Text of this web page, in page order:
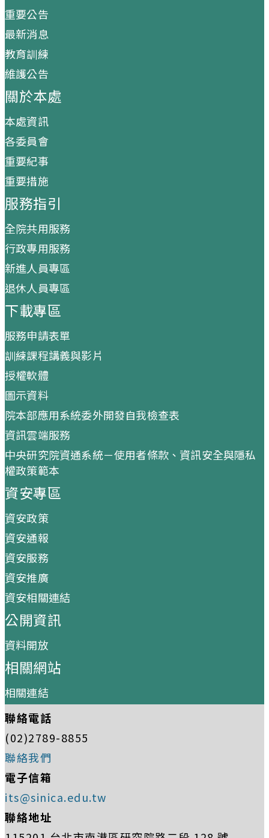
重要公告
最新消息
教育訓練
維護公告
關於本處
本處資訊
各委員會
重要紀事
重要措施
服務指引
全院共用服務
行政專用服務
新進人員專區
退休人員專區
下載專區
服務申請表單
訓練課程講義與影片
授權軟體
圖示資料
院本部應用系統委外開發自我檢查表
資訊雲端服務
中央研究院資通系統－使用者條款、資訊安全與隱私
權政策範本
資安專區
資安政策
資安通報
資安服務
資安推廣
資安相關連結
公開資訊
資料開放
相關網站
相關連結
聯絡電話
(02)2789-8855
聯絡我們
電子信箱
its@sinica.edu.tw
聯絡地址